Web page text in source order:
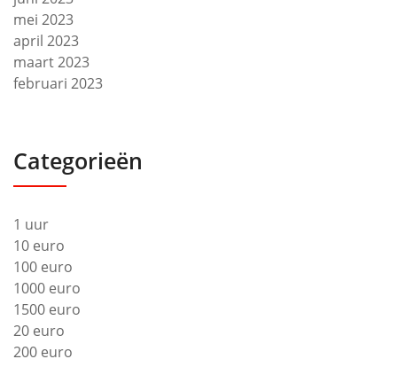
mei 2023
april 2023
maart 2023
februari 2023
Categorieën
1 uur
10 euro
100 euro
1000 euro
1500 euro
20 euro
200 euro